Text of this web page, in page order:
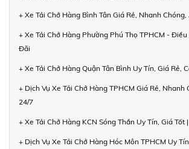
+ Xe Tải Chở Hàng Bình Tân Giá Rẻ, Nhanh Chóng,
+ Xe Tải Chở Hàng Phường Phú Thọ TPHCM -
Đãi
+ Xe Tải Chở Hàng Quận Tân Bình Uy Tín, Giá Rẻ,
+ Dịch Vụ Xe Tải Chở Hàng TPHCM Giá Rẻ, Nhanh
24/7
+ Xe Tải Chở Hàng KCN Sóng Thần Uy Tín, Giá Tốt
+ Dịch Vụ Xe Tải Chở Hàng Hóc Môn TPHCM Uy